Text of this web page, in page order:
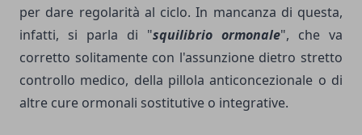
per dare regolarità al ciclo. In mancanza di questa,
infatti, si parla di "squilibrio ormonale", che va
corretto solitamente con l'assunzione dietro stretto
controllo medico, della pillola anticoncezionale o di
altre cure ormonali sostitutive o integrative.